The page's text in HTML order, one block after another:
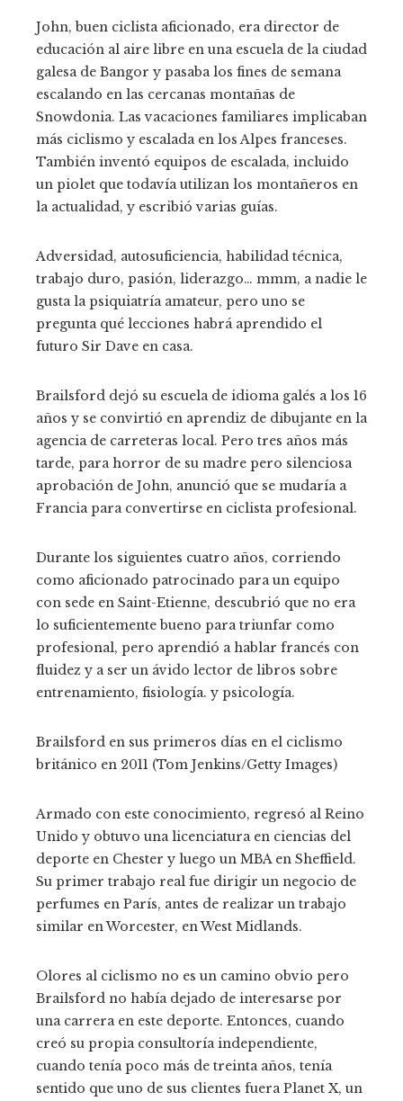
John, buen ciclista aficionado, era director de
educación al aire libre en una escuela de la ciudad
galesa de Bangor y pasaba los fines de semana
escalando en las cercanas montañas de
Snowdonia. Las vacaciones familiares implicaban
más ciclismo y escalada en los Alpes franceses.
También inventó equipos de escalada, incluido
un piolet que todavía utilizan los montañeros en
la actualidad, y escribió varias guías.
Adversidad, autosuficiencia, habilidad técnica,
trabajo duro, pasión, liderazgo… mmm, a nadie le
gusta la psiquiatría amateur, pero uno se
pregunta qué lecciones habrá aprendido el
futuro Sir Dave en casa.
Brailsford dejó su escuela de idioma galés a los 16
años y se convirtió en aprendiz de dibujante en la
agencia de carreteras local. Pero tres años más
tarde, para horror de su madre pero silenciosa
aprobación de John, anunció que se mudaría a
Francia para convertirse en ciclista profesional.
Durante los siguientes cuatro años, corriendo
como aficionado patrocinado para un equipo
con sede en Saint-Etienne, descubrió que no era
lo suficientemente bueno para triunfar como
profesional, pero aprendió a hablar francés con
fluidez y a ser un ávido lector de libros sobre
entrenamiento, fisiología. y psicología.
Brailsford en sus primeros días en el ciclismo
británico en 2011 (Tom Jenkins/Getty Images)
Armado con este conocimiento, regresó al Reino
Unido y obtuvo una licenciatura en ciencias del
deporte en Chester y luego un MBA en Sheffield.
Su primer trabajo real fue dirigir un negocio de
perfumes en París, antes de realizar un trabajo
similar en Worcester, en West Midlands.
Olores al ciclismo no es un camino obvio pero
Brailsford no había dejado de interesarse por
una carrera en este deporte. Entonces, cuando
creó su propia consultoría independiente,
cuando tenía poco más de treinta años, tenía
sentido que uno de sus clientes fuera Planet X, un